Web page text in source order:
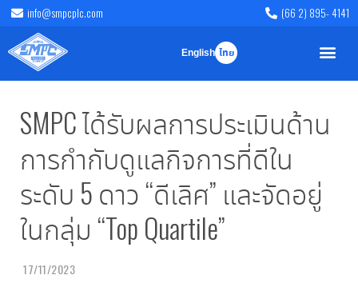
info@smpcplc.com (66 2) 895- 4141
English ไทย
SMPC ได้รับผลการประเมินด้าน
การกำกับดูแลกิจการที่ดีใน
ระดับ 5 ดาว “ดีเลิศ” และจัดอยู่
ในกลุ่ม “Top Quartile”
17/11/2023